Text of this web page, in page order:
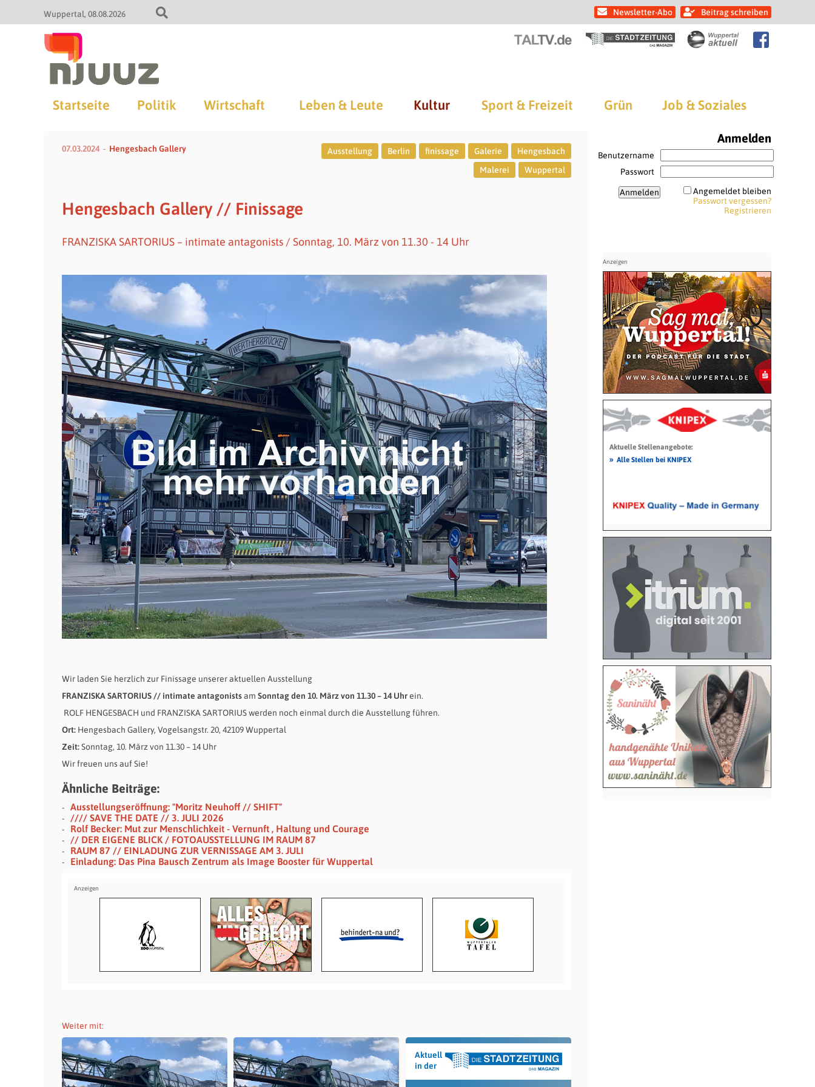
Wuppertal 08.08.2026 Newsletter-Abo Beitrag schreiben
Startseite Politik Wirtschaft Leben & Leute Kultur Sport & Freizeit Grün Job & Soziales
07.03.2024 Hengesbach Gallery Ausstellung Berlin finissage Galerie
Hengesbach
Malerei
Wuppertal
Hengesbach Gallery // Finissage
FRANZISKA SARTORIUS – intimate antagonists / Sonntag, 10. März von 11.30 - 14 Uhr
Wir laden Sie herzlich zur Finissage unserer aktuellen Ausstellung
FRANZISKA SARTORIUS // intimate antagonistsam Sonntag den 10. März von 11.30 – 14 Uhrein.
ROLF HENGESBACH und FRANZISKA SARTORIUS werden noch einmal durch die Ausstellung führen.
Ort: Hengesbach Gallery, Vogelsangstr. 20, 42109 Wuppertal
Zeit:Sonntag, 10. März von 11.30 – 14 Uhr
Wir freuen uns auf Sie!
Ähnliche Beiträge:
Ausstellungseröffnung: "Moritz Neuhoff // SHIFT"
//// SAVE THE DATE // 3. JULI 2026
Rolf Becker: Mut zur Menschlichkeit - Vernunft , Haltung und Courage
// DER EIGENE BLICK / FOTOAUSSTELLUNG IM RAUM 87
RAUM 87 // EINLADUNG ZUR VERNISSAGE AM 3. JULI
Einladung: Das Pina Bausch Zentrum als Image Booster für Wuppertal
Weiter mit:
Aktuell
in der
Anmelden
Benutzername
Passwort
Angemeldet bleiben
Passwort vergessen?
Registrieren
Aktuelle Stellenangebote:
» Alle Stellen bei KNIPEX